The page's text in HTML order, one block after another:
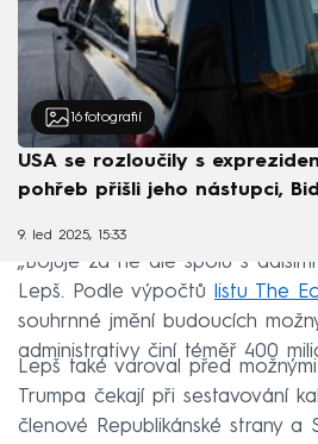
16 fotografií
USA se rozloučily s
pohřeb přišli jeho nástupci,
9. led 2025, 15:33
„Bojuje za ně ale spolu s
Lepš. Podle výpočtů
listu The
souhrnné jmění budoucích
administrativy činí téměř 400
Lepš také varoval před
Trumpa čekají při sestavování
členové Republikánské strany a